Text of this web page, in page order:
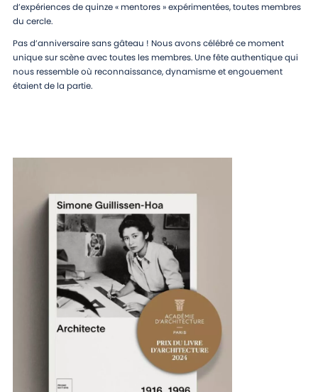
d’expériences de quinze « mentores » expérimentées, toutes membres
du cercle.
Pas d’anniversaire sans gâteau ! Nous avons célébré ce moment
unique sur scène avec toutes les membres. Une fête authentique qui
nous ressemble où reconnaissance, dynamisme et engouement
étaient de la partie.